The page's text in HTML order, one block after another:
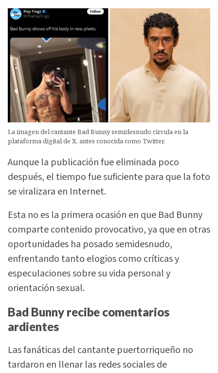
La imagen del cantante Bad Bunny semidesnudo circula en la
plataforma digital de X, antes conocida como Twitter.
Aunque la publicación fue eliminada poco
después, el tiempo fue suficiente para que la foto
se viralizara en Internet.
Esta no es la primera ocasión en que Bad Bunny
comparte contenido provocativo, ya que en otras
oportunidades ha posado semidesnudo,
enfrentando tanto elogios como críticas y
especulaciones sobre su vida personal y
orientación sexual.
Bad Bunny recibe comentarios
ardientes
Las fanáticas del cantante puertorriqueño no
tardaron en llenar las redes sociales de